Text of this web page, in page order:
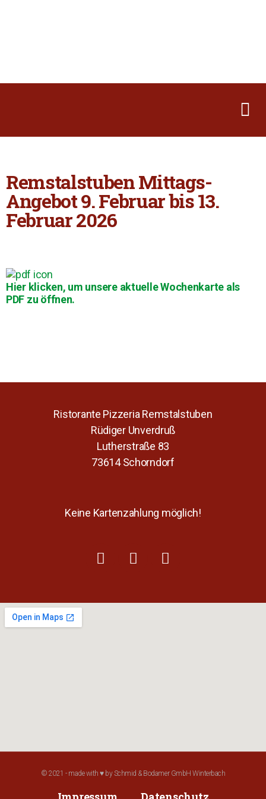
Remstalstuben Mittags-
Angebot 9. Februar bis 13.
Februar 2026
Hier klicken, um unsere aktuelle Wochenkarte als
PDF zu öffnen.
Ristorante Pizzeria Remstalstuben
Rüdiger Unverdruß
Lutherstraße 83
73614 Schorndorf
Keine Kartenzahlung möglich!
© 2021 - made with ♥ by Schmid & Bodamer GmbH Winterbach